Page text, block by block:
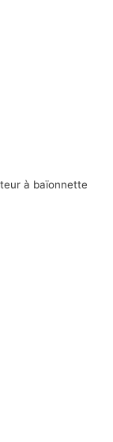
à baïonnette